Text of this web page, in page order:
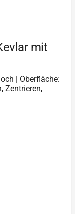
mit
| Oberfläche:
Zentrieren,